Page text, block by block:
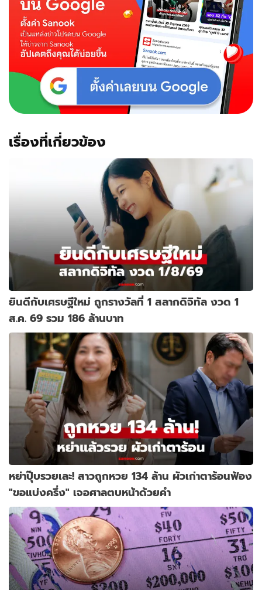
เรื่องที่เกี่ยวข้อง
ยินดีกับเศรษฐีใหม่ ถูกรางวัลที่ 1 สลากดิจิทัล งวด 1
ส.ค. 69 รวม 186 ล้านบาท
หย่าปุ๊บรวยเละ! สาวถูกหวย 134 ล้าน ผัวเก่าตาร้อนฟ้อง
"ขอแบ่งครึ่ง" เจอศาลตบหน้าด้วยคำ